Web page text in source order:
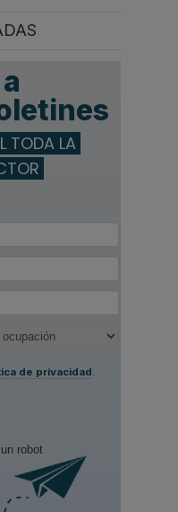
TODA LA
de privacidad
robot